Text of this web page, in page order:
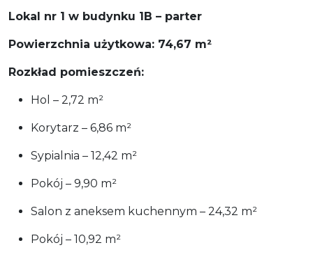
Lokal nr 1 w budynku 1B – parter
Powierzchnia użytkowa: 74,67 m²
Rozkład pomieszczeń:
Hol – 2,72 m²
Korytarz – 6,86 m²
Sypialnia – 12,42 m²
Pokój – 9,90 m²
Salon z aneksem kuchennym – 24,32 m²
Pokój – 10,92 m²